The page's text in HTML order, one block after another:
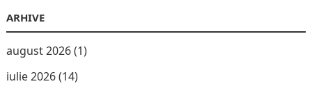
ARHIVE
august 2026(1)
iulie 2026(14)